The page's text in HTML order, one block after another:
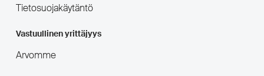
Tietosuojakäytäntö
Vastuullinen yrittäjyys
Arvomme